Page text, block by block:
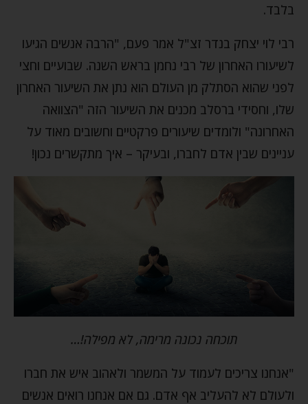
בלבד.
רבי לוי יצחק בנדר זצ"ל אמר פעם, "הרבה אנשים הגיעו
לשיעורו האחרון של רבי נחמן בראש השנה. שבועיים וחצי
לפני שהוא הסתלק מן העולם הוא נתן את השיעור האחרון
שלו, וחסידי ברסלב מכנים את השיעור הזה "הצוואה
האחרונה" ולומדים שיעורים פרקטיים וחשובים מאוד על
עניינים שבין אדם לחברו, ובעיקר – איך מתקשרים נכון!
תוכחה נכונה מרימה, לא מפילה!…
"אנחנו צריכים לעמוד על המשמר ולאהוב איש את חברו
ולעולם לא להעליב אף אדם. גם אם אנחנו רואים אנשים